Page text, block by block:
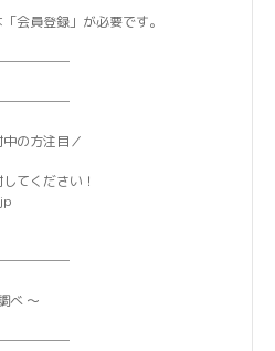
会員登録」が必要です。
の方注目／
てください！
べ ～